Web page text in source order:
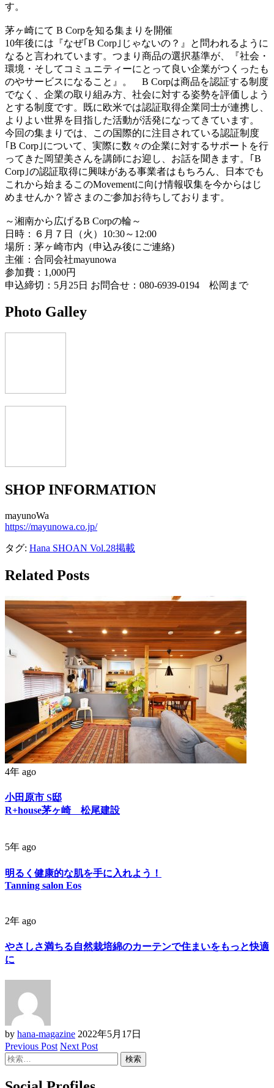
す。
茅ヶ崎にて B Corpを知る集まりを開催
10年後には『なぜ｢B Corp｣じゃないの？』と問われるように
なると言われています。つまり商品の選択基準が、『社会・
環境・そしてコミュニティーにとって良い企業がつくったも
のやサービスになること』。 B Corpは商品を認証する制度
でなく、企業の取り組み方、社会に対する姿勢を評価しよう
とする制度です。既に欧米では認証取得企業同士が連携し、
よりよい世界を目指した活動が活発になってきています。
今回の集まりでは、この国際的に注目されている認証制度
｢B Corp｣について、実際に数々の企業に対するサポートを行
ってきた岡望美さんを講師にお迎し、お話を聞きます。｢B
Corp｣の認証取得に興味がある事業者はもちろん、日本でも
これから始まるこのMovementに向け情報収集を今からはじ
めませんか？皆さまのご参加お待ちしております。
～湘南から広げるB Corpの輪～
日時：６月７日（火）10:30～12:00
場所：茅ヶ崎市内（申込み後にご連絡)
主催：合同会社mayunowa
参加費：1,000円
申込締切：5月25日 お問合せ：080-6939-0194 松岡まで
Photo Galley
SHOP INFORMATION
mayunoWa
https://mayunowa.co.jp/
タグ: Hana SHOAN Vol.28掲載
Related Posts
4年 ago
小田原市 S邸
R+house茅ヶ崎 松尾建設
5年 ago
明るく健康的な肌を手に入れよう！
Tanning salon Eos
2年 ago
やさしさ満ちる自然栽培綿のカーテンで住まいをもっと快適
に
by hana-magazine 2022年5月17日
Previous Post Next Post
検